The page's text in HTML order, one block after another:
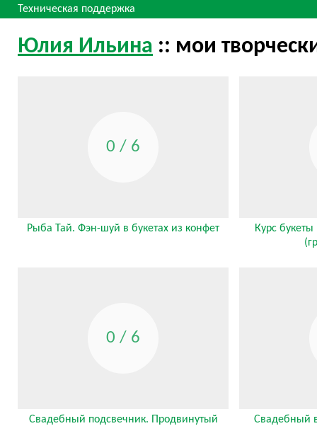
Техническая поддержка
Юлия Ильина :: мои
0 / 6
Рыба Тай. Фэн-шуй в букетах из конфет
Курс букеты
0 / 6
Свадебный подсвечник. Продвинутый
Свадебный